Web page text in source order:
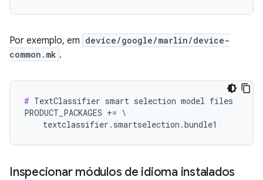
Por exemplo, em device/google/marlin/device-
common.mk .
# TextClassifier smart selection model files
PRODUCT_PACKAGES += \
    textclassifier.smartselection.bundle1
Inspecionar módulos de idioma instalados